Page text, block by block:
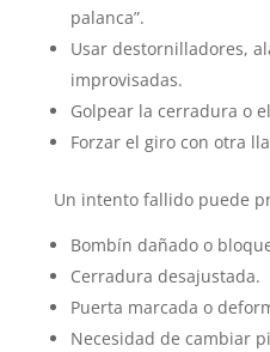
palanca”.
Usar destornilladores,
improvisadas.
Golpear la cerradura o
Forzar el giro con otra
Un intento fallido puede
Bombín dañado o
Cerradura desajustada.
Puerta marcada o
Necesidad de cambiar